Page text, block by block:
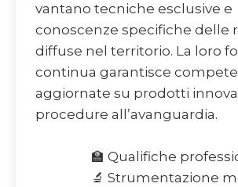
vantano tecniche esclusive e
conoscenze specifiche delle
diffuse nel territorio. La loro
continua garantisce
aggiornate su prodotti
procedure all’avanguardia.
🏫 Qualifiche
🔬 Strumentazione